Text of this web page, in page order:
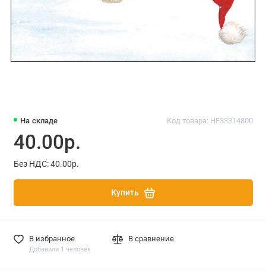
На складе Код товара: HF33314800
40.00р.
Без НДС: 40.00р.
Купить
В избранное
Добавили 1 человек
В сравнение